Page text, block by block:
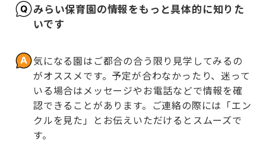
みらい保育園の情報をもっと具体的に知りた
いです
気になる園はご都合の合う限り見学してみるの
がオススメです。予定が合わなかったり、迷って
いる場合はメッセージやお電話などで情報を確
認できることがあります。ご連絡の際には「エン
クルを見た」とお伝えいただけるとスムーズで
す。